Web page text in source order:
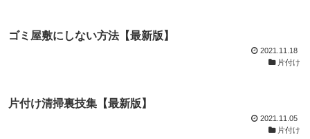
ゴミ屋敷にしない方法【最新版】
2021.11.18
片付け
片付け清掃裏技集【最新版】
2021.11.05
片付け